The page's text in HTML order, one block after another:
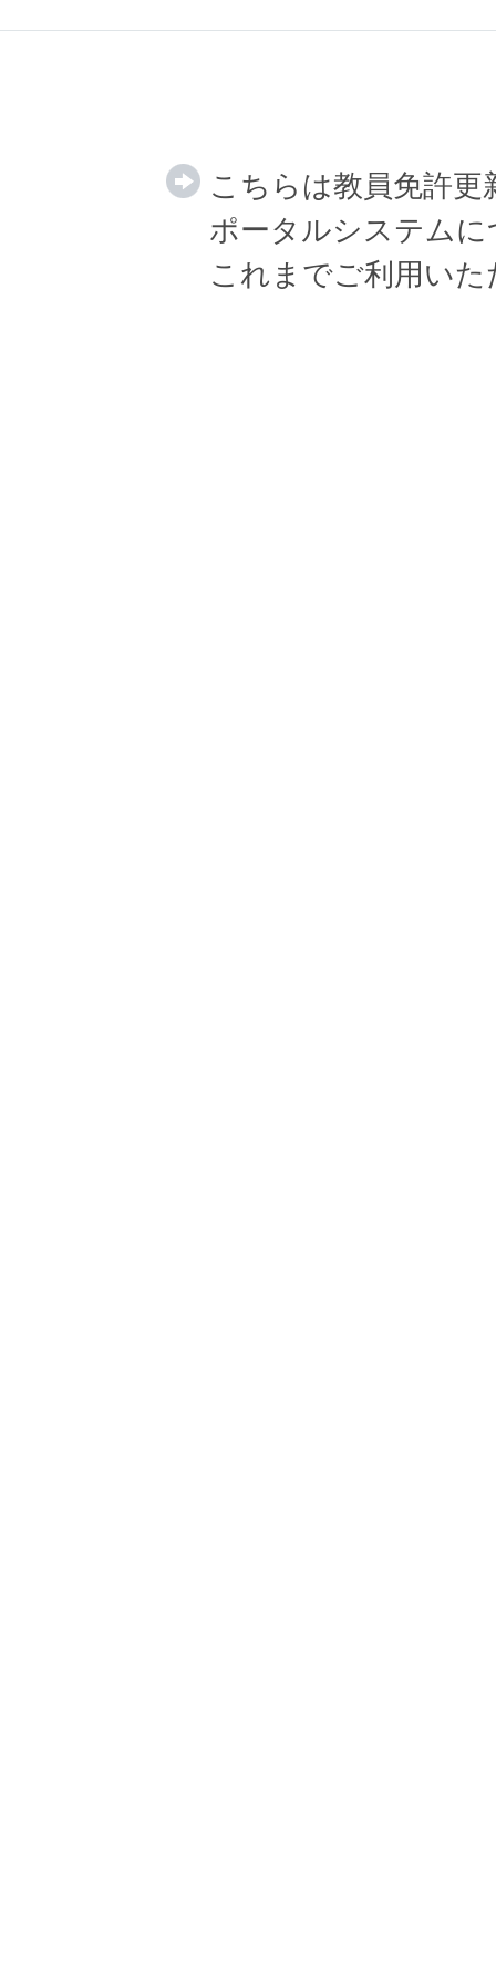
こちらは教員免許更
ポータルシステム
これまでご利用い